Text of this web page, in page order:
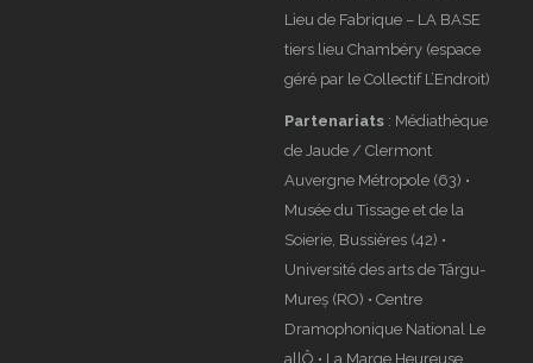
Lieu de Fabrique – LA BASE
tiers lieu Chambéry (espace
géré par le Collectif L’Endroit)
Partenariats : Médiathèque
de Jaude / Clermont
Auvergne Métropole (63) •
Musée du Tissage et de la
Soierie, Bussières (42) •
Université des arts de Târgu-
Mureș (RO) • Centre
Dramophonique National Le
allÔ • La Marge Heureuse